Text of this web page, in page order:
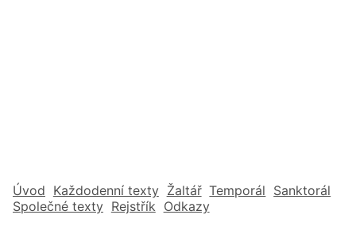
Úvod Každodenní texty Žaltář Temporál Sanktorál
Společné texty Rejstřík Odkazy